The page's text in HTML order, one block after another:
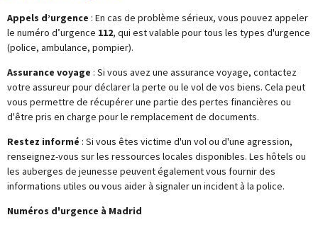
Appels d’urgence : En cas de problème sérieux, vous pouvez appeler
le numéro d’urgence 112, qui est valable pour tous les types d'urgence
(police, ambulance, pompier).
Assurance voyage : Si vous avez une assurance voyage, contactez
votre assureur pour déclarer la perte ou le vol de vos biens. Cela peut
vous permettre de récupérer une partie des pertes financières ou
d'être pris en charge pour le remplacement de documents.
Restez informé : Si vous êtes victime d'un vol ou d'une agression,
renseignez-vous sur les ressources locales disponibles. Les hôtels ou
les auberges de jeunesse peuvent également vous fournir des
informations utiles ou vous aider à signaler un incident à la police.
Numéros d'urgence à Madrid